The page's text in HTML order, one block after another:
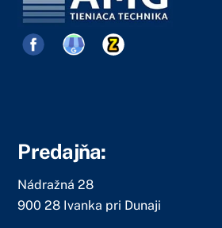
Predajňa:
Nádražná 28
900 28 Ivanka pri Dunaji